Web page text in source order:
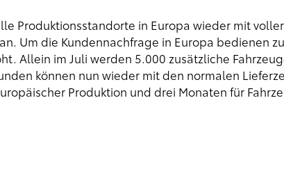
Produktionsstandorte in Europa wieder mit
Um die Kundennachfrage in Europa bedienen
Allein im Juli werden 5.000 zusätzliche
können nun wieder mit den normalen
Produktion und drei Monaten für